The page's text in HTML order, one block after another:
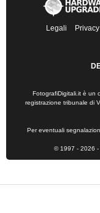
Legali
FotografiDigitali.it è un
registrazione tribunale di
Per eventuali
© 1997 - 2026 -